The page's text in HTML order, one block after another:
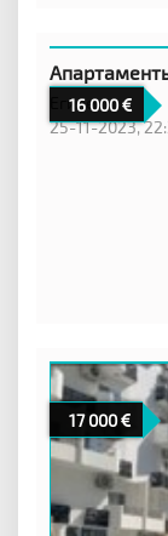
16 000
Египет
25-11-2023,
17 000